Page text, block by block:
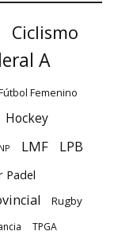
Ciclismo
A
Femenino
Hockey
LMF LPB
Padel
Rugby
TPGA